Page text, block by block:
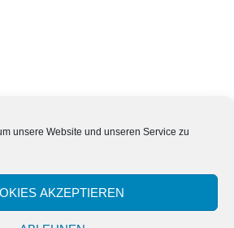
unsere Website und unseren Service zu
AKZEPTIEREN
|Theme:Sydney